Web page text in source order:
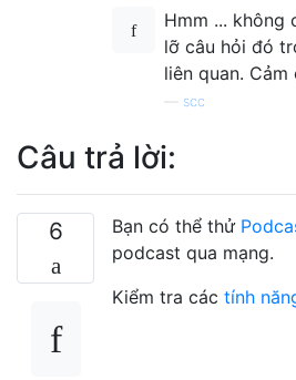
Hmm ... không
lỡ câu hỏi đó
liên quan. Cảm
scc
Câu trả lời:
6 Bạn có thể thử
podcast qua mạng.
Kiểm tra các tính